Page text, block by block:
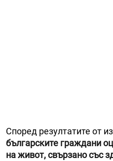
Според резултатите от
българските граждани
на живот, свързано със